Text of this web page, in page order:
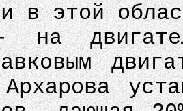
в этой